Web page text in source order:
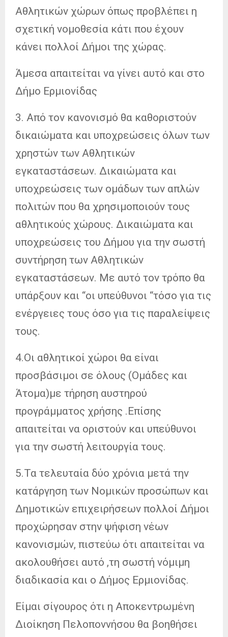
Αθλητικών χώρων όπως προβλέπει η
σχετική νομοθεσία κάτι που έχουν
κάνει πολλοί Δήμοι της χώρας.
Άμεσα απαιτείται να γίνει αυτό και στο
Δήμο Ερμιονίδας
3. Από τον κανονισμό θα καθοριστούν
δικαιώματα και υποχρεώσεις όλων των
χρηστών των Αθλητικών
εγκαταστάσεων. Δικαιώματα και
υποχρεώσεις των ομάδων των απλών
πολιτών που θα χρησιμοποιούν τους
αθλητικούς χώρους. Δικαιώματα και
υποχρεώσεις του Δήμου για την σωστή
συντήρηση των Αθλητικών
εγκαταστάσεων. Με αυτό τον τρόπο θα
υπάρξουν και “οι υπεύθυνοι “τόσο για τις
ενέργειες τους όσο για τις παραλείψεις
τους.
4.Οι αθλητικοί χώροι θα είναι
προσβάσιμοι σε όλους (Ομάδες και
Άτομα)με τήρηση αυστηρού
προγράμματος χρήσης .Επίσης
απαιτείται να οριστούν και υπεύθυνοι
για την σωστή λειτουργία τους.
5.Τα τελευταία δύο χρόνια μετά την
κατάργηση των Νομικών προσώπων και
Δημοτικών επιχειρήσεων πολλοί Δήμοι
προχώρησαν στην ψήφιση νέων
κανονισμών, πιστεύω ότι απαιτείται να
ακολουθήσει αυτό ,τη σωστή νόμιμη
διαδικασία και ο Δήμος Ερμιονίδας.
Είμαι σίγουρος ότι η Αποκεντρωμένη
Διοίκηση Πελοποννήσου θα βοηθήσει